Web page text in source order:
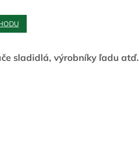
sladidlá, výrobníky ľadu atď.